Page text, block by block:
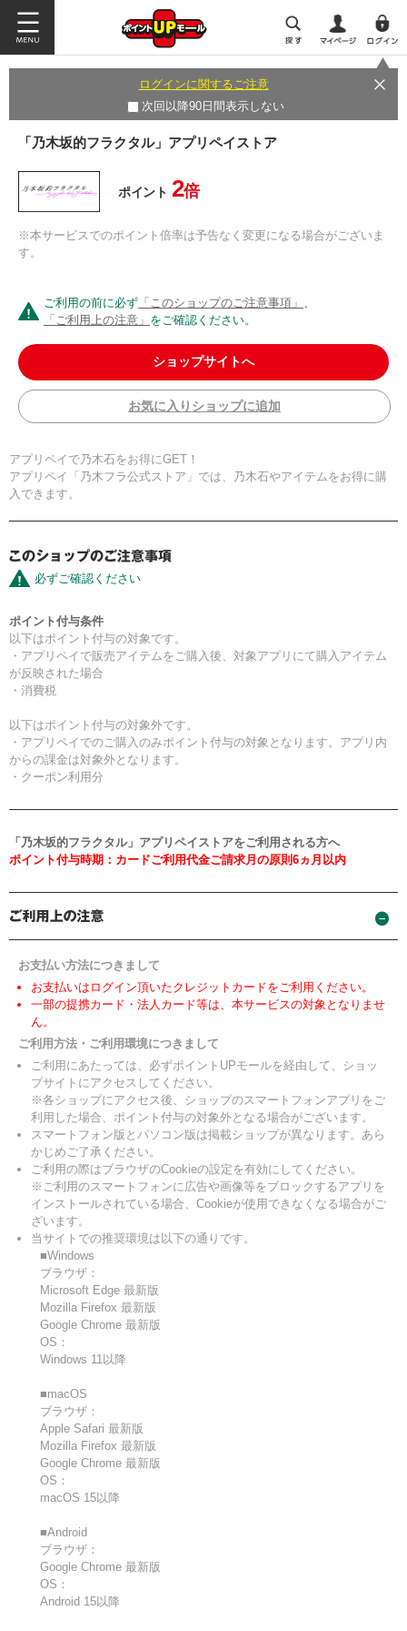
ログインに関するご注意
次回以降90日間表示しない
「乃木坂的フラクタル」アプリペイストア
ポイント 2倍
※本サービスでのポイント倍率は予告なく変更になる場合がございま
す。
ご利用の前に必ず 「このショップのご注意事項」 、
「ご利用上の注意」 をご確認ください。
ショップサイトへ
お気に入りショップに追加
アプリペイで乃木石をお得にGET！
アプリペイ「乃木フラ公式ストア」では、乃木石やアイテムをお得に購
入できます。
必ずご確認ください
ポイント付与条件
以下はポイント付与の対象です。
・アプリペイで販売アイテムをご購入後、対象アプリにて購入アイテム
が反映された場合
・消費税
以下はポイント付与の対象外です。
・アプリペイでのご購入のみポイント付与の対象となります。アプリ内
からの課金は対象外となります。
・クーポン利用分
「乃木坂的フラクタル」アプリペイストアをご利用される方へ
ポイント付与時期：カードご利用代金ご請求月の原則6ヵ月以内
お支払い方法につきまして
お支払いはログイン頂いたクレジットカードをご利用ください。
一部の提携カード・法人カード等は、本サービスの対象となりませ
ん。
ご利用方法・ご利用環境につきまして
ご利用にあたっては、必ずポイントUPモールを経由して、ショッ
プサイトにアクセスしてください。
※各ショップにアクセス後、ショップのスマートフォンアプリをご
利用した場合、ポイント付与の対象外となる場合がございます。
スマートフォン版とパソコン版は掲載ショップが異なります。あら
かじめご了承ください。
ご利用の際はブラウザのCookieの設定を有効にしてください。
※ご利用のスマートフォンに広告や画像等をブロックするアプリを
インストールされている場合、Cookieが使用できなくなる場合がご
ざいます。
当サイトでの推奨環境は以下の通りです。
■Windows
ブラウザ：
Microsoft Edge 最新版
Mozilla Firefox 最新版
Google Chrome 最新版
OS：
Windows 11以降
■macOS
ブラウザ：
Apple Safari 最新版
Mozilla Firefox 最新版
Google Chrome 最新版
OS：
macOS 15以降
■Android
ブラウザ：
Google Chrome 最新版
OS：
Android 15以降